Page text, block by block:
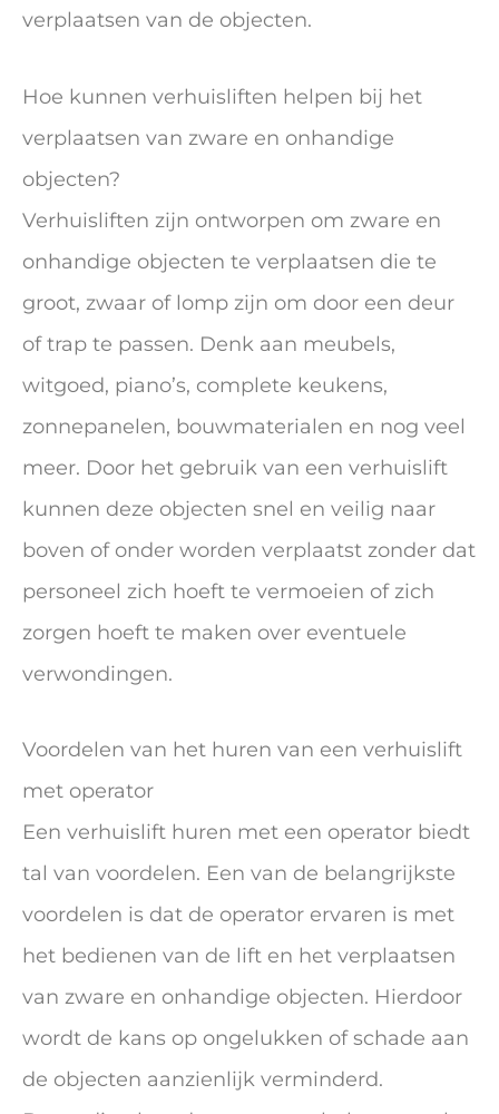
verplaatsen van de objecten.
Hoe kunnen verhuisliften helpen bij het
verplaatsen van zware en onhandige
objecten?
Verhuisliften zijn ontworpen om zware en
onhandige objecten te verplaatsen die te
groot, zwaar of lomp zijn om door een deur
of trap te passen. Denk aan meubels,
witgoed, piano’s, complete keukens,
zonnepanelen, bouwmaterialen en nog veel
meer. Door het gebruik van een verhuislift
kunnen deze objecten snel en veilig naar
boven of onder worden verplaatst zonder dat
personeel zich hoeft te vermoeien of zich
zorgen hoeft te maken over eventuele
verwondingen.
Voordelen van het huren van een verhuislift
met operator
Een verhuislift huren met een operator biedt
tal van voordelen. Een van de belangrijkste
voordelen is dat de operator ervaren is met
het bedienen van de lift en het verplaatsen
van zware en onhandige objecten. Hierdoor
wordt de kans op ongelukken of schade aan
de objecten aanzienlijk verminderd.